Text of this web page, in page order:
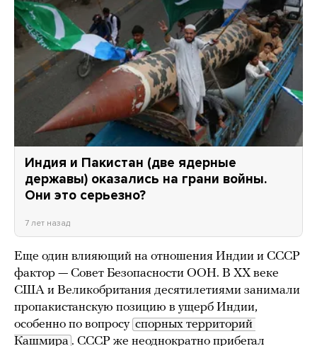
Индия и Пакистан (две ядерные
державы) оказались на грани войны.
Они это серьезно?
7 лет назад
Еще один влияющий на отношения Индии и СССР
фактор — Совет Безопасности ООН. В ХХ веке
США и Великобритания десятилетиями занимали
пропакистанскую позицию в ущерб Индии,
особенно по вопросу спорных территорий
Кашмира . СССР же неоднократно прибегал